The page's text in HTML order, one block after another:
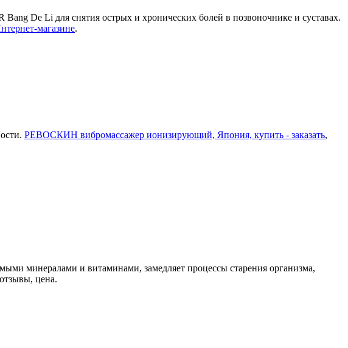
De Li для снятия острых и хронических болей в позвоночнике и суставах.
магазине.
РЕВОСКИН вибромассажер ионизирующий, Япония, купить - заказать,
минералами и витаминами, замедляет процессы старения организма,
цена.